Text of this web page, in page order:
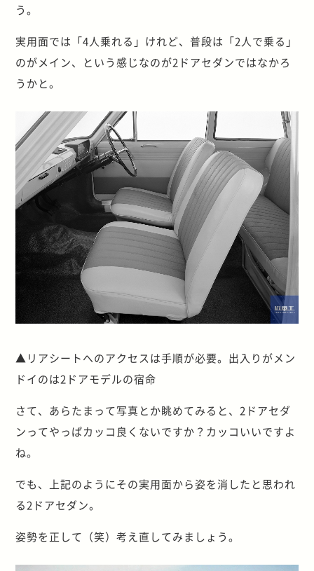
う。
実用面では「4人乗れる」けれど、普段は「2人で乗る」
のがメイン、という感じなのが2ドアセダンではなかろ
うかと。
▲リアシートへのアクセスは手順が必要。出入りがメン
ドイのは2ドアモデルの宿命
さて、あらたまって写真とか眺めてみると、2ドアセダ
ンってやっぱカッコ良くないですか？カッコいいですよ
ね。
でも、上記のようにその実用面から姿を消したと思われ
る2ドアセダン。
姿勢を正して（笑）考え直してみましょう。